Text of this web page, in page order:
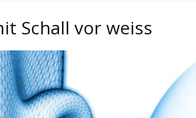
Schall vor weiss